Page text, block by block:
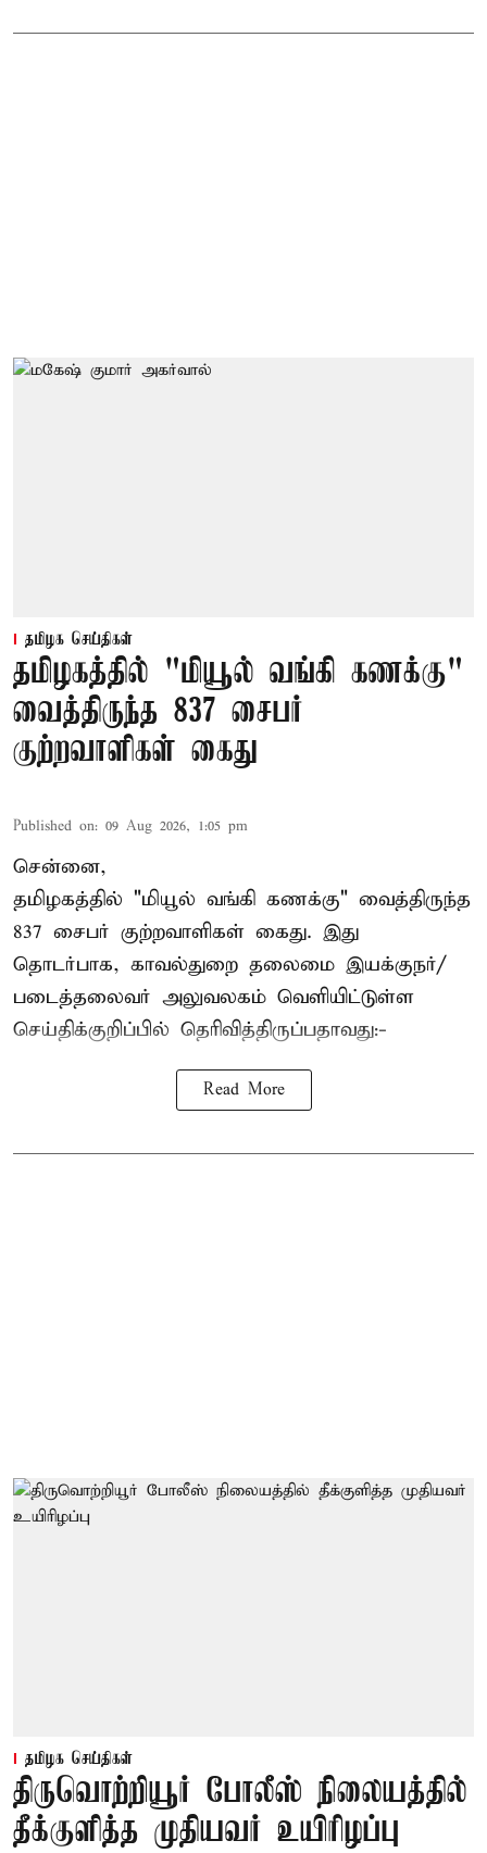
தமிழக செய்திகள்
தமிழகத்தில் "மியூல் வங்கி கணக்கு"
வைத்திருந்த 837 சைபர்
குற்றவாளிகள் கைது
Published on: 09 Aug 2026, 1:05 pm
சென்னை,
தமிழகத்தில் "மியூல் வங்கி கணக்கு" வைத்திருந்த
837 சைபர் குற்றவாளிகள் கைது. இது
தொடர்பாக, காவல்துறை தலைமை இயக்குநர்/
படைத்தலைவர் அலுவலகம் வெளியிட்டுள்ள
செய்திக்குறிப்பில் தெரிவித்திருப்பதாவது:-
Read More
தமிழக செய்திகள்
திருவொற்றியூர் போலீஸ் நிலையத்தில்
தீக்குளித்த முதியவர் உயிரிழப்பு